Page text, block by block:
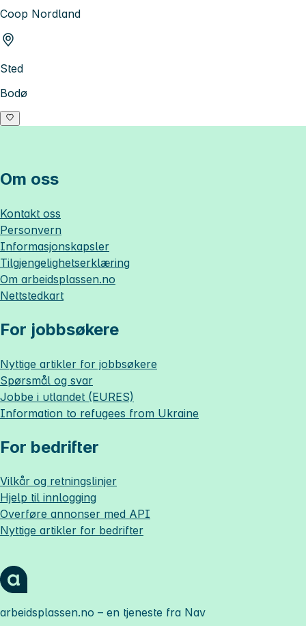
Coop Nordland
Sted
Bodø
Om oss
Kontakt oss
Personvern
Informasjonskapsler
Tilgjengelighetserklæring
Om arbeidsplassen.no
Nettstedkart
For jobbsøkere
Nyttige artikler for jobbsøkere
Spørsmål og svar
Jobbe i utlandet (EURES)
Information to refugees from Ukraine
For bedrifter
Vilkår og retningslinjer
Hjelp til innlogging
Overføre annonser med API
Nyttige artikler for bedrifter
arbeidsplassen.no – en tjeneste fra Nav